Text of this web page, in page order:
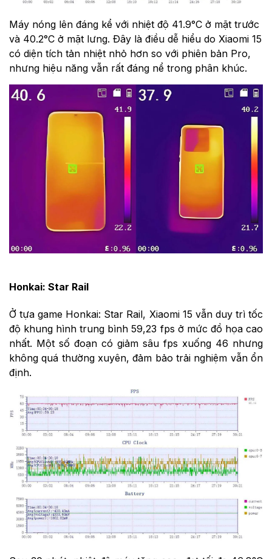
Máy nóng lên đáng kể với nhiệt độ 41.9°C ở mặt trước
và 40.2°C ở mặt lưng. Đây là điều dễ hiểu do Xiaomi 15
có diện tích tản nhiệt nhỏ hơn so với phiên bản Pro,
nhưng hiệu năng vẫn rất đáng nể trong phân khúc.
Honkai: Star Rail
Ở tựa game Honkai: Star Rail, Xiaomi 15 vẫn duy trì tốc
độ khung hình trung bình 59,23 fps ở mức đồ họa cao
nhất. Một số đoạn có giảm sâu fps xuống 46 nhưng
không quá thường xuyên, đảm bảo trải nghiệm vẫn ổn
định.